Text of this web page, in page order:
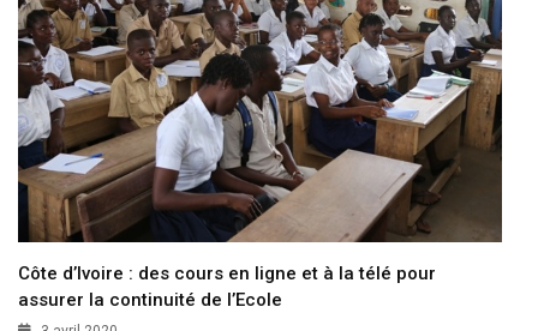
Côte d’Ivoire : des cours en ligne et à la télé pour
assurer la continuité de l’Ecole